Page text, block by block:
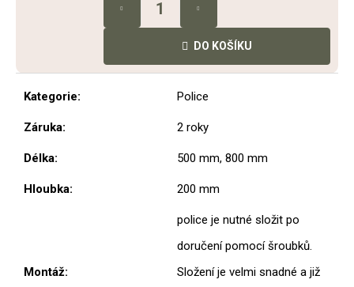
DO KOŠÍKU
Kategorie: Police
Záruka: 2 roky
Délka: 500 mm, 800 mm
Hloubka: 200 mm
Montáž:
police je nutné složit po
doručení pomocí šroubků.
Složení je velmi snadné a již